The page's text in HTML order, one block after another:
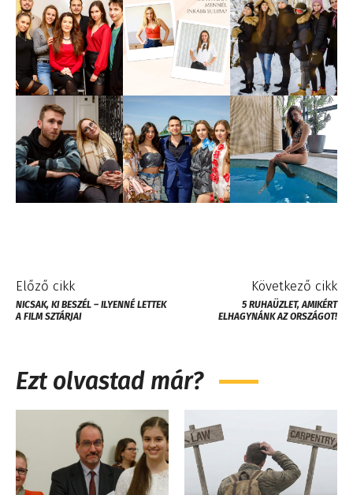
Előző cikk
NICSAK, KI BESZÉL – ILYENNÉ LETTEK
A FILM SZTÁRJAI
Következő cikk
5 RUHAÜZLET, AMIKÉRT
ELHAGYNÁNK AZ ORSZÁGOT!
Ezt olvastad már?